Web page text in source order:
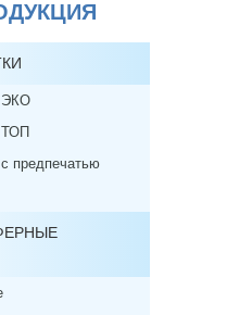
ЭКО
ТОП
предпечатью